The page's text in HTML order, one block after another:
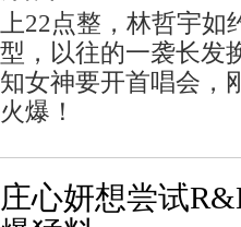
上22点整，林哲宇如
型，以往的一袭长发
知女神要开首唱会，
火爆！
庄心妍想尝试